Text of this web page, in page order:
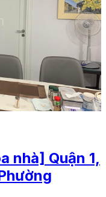
nhà] Quận 1,